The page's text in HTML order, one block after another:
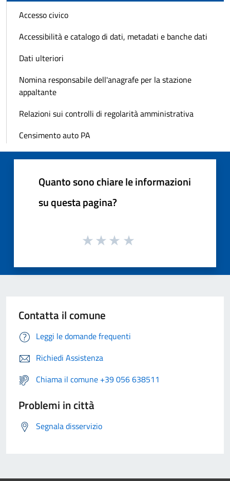
Accesso civico
Accessibilità e catalogo di dati, metadati e banche dati
Dati ulteriori
Nomina responsabile dell'anagrafe per la stazione
appaltante
Relazioni sui controlli di regolarità amministrativa
Censimento auto PA
Quanto sono chiare le informazioni
su questa pagina?
Contatta il comune
Leggi le domande frequenti
Richiedi Assistenza
Chiama il comune +39 056 638511
Problemi in città
Segnala disservizio